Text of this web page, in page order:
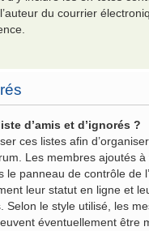
du courrier
d’amis et d’ignorés ?
ces listes afin
Les membres ajoutés à
le panneau de contrôle de
leur statut en ligne et
Selon le style utilisé, les
éventuellement être